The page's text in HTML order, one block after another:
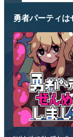
勇者パーティは